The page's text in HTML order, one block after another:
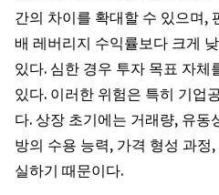
간의 차이를 확대할 수 있으며,
배 레버리지 수익률보다 크게
있다. 심한 경우 투자 목표 자체
있다. 이러한 위험은 특히 기업
다. 상장 초기에는 거래량, 유동
방의 수용 능력, 가격 형성 과
실하기 때문이다.